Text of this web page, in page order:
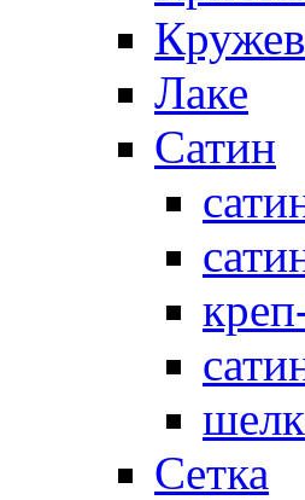
Лаке
Сатин
Сетка